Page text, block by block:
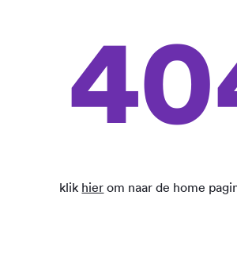
klik hier om naar de home